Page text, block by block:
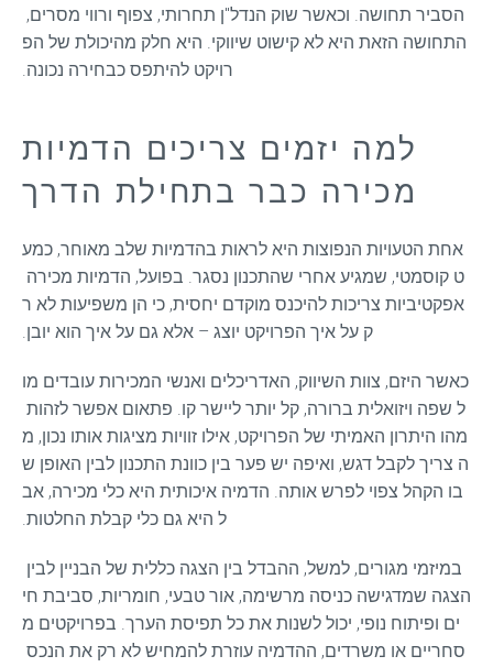
התחושה הזאת היא לא קישוט שיווקי. היא חלק מהיכולת של הפ
רויקט להיתפס כבחירה נכונה.
למה יזמים צריכים הדמיות
מכירה כבר בתחילת הדרך
אחת הטעויות הנפוצות היא לראות בהדמיות שלב מאוחר, כמע
אפקטיביות צריכות להיכנס מוקדם יחסית, כי הן משפיעות לא ר
ק על איך הפרויקט יוצג – אלא גם על איך הוא יובן.
כאשר היזם, צוות השיווק, האדריכלים ואנשי המכירות עובדים מו
מהו היתרון האמיתי של הפרויקט, אילו זוויות מציגות אותו נכון, מ
ה צריך לקבל דגש, ואיפה יש פער בין כוונת התכנון לבין האופן ש
בו הקהל צפוי לפרש אותה. הדמיה איכותית היא כלי מכירה, אב
ל היא גם כלי קבלת החלטות.
הצגה שמדגישה כניסה מרשימה, אור טבעי, חומריות, סביבת חי
ים ופיתוח נופי, יכול לשנות את כל תפיסת הערך. בפרויקטים מ